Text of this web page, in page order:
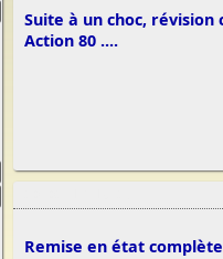
Suite à un choc,
Action 80 ....
Remise en état